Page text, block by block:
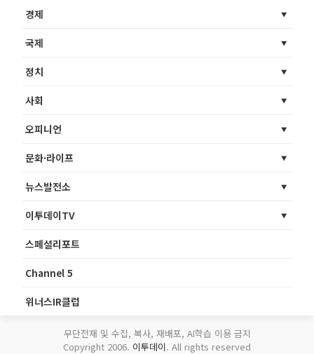
경제
국제
정치
사회
오피니언
문화·라이프
뉴스발전소
이투데이TV
스페셜리포트
Channel 5
위너스IR클럽
무단전재 및 수집, 복사, 재배포, AI학습 이용 금지
Copyright 2006. 이투데이. All rights reserved